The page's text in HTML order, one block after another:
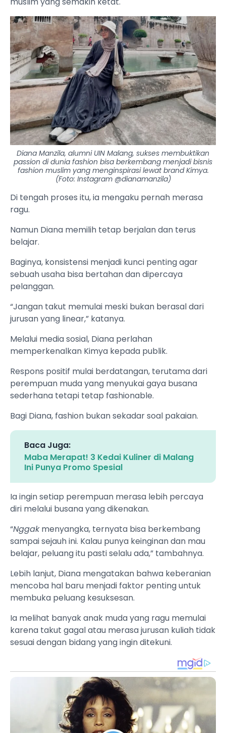
Diana Manzila, alumni UIN Malang, sukses membuktikan
passion di dunia fashion bisa berkembang menjadi bisnis
fashion muslim yang menginspirasi lewat brand Kimya.
(Foto: Instagram @dianamanzila)
Di tengah proses itu, ia mengaku pernah merasa
ragu.
Namun Diana memilih tetap berjalan dan terus
belajar.
Baginya, konsistensi menjadi kunci penting agar
sebuah usaha bisa bertahan dan dipercaya
pelanggan.
“Jangan takut memulai meski bukan berasal dari
jurusan yang linear,” katanya.
Melalui media sosial, Diana perlahan
memperkenalkan Kimya kepada publik.
Respons positif mulai berdatangan, terutama dari
perempuan muda yang menyukai gaya busana
sederhana tetapi tetap fashionable.
Bagi Diana, fashion bukan sekadar soal pakaian.
Baca Juga:
Maba Merapat! 3 Kedai Kuliner di Malang
Ini Punya Promo Spesial
Ia ingin setiap perempuan merasa lebih percaya
diri melalui busana yang dikenakan.
“Nggakmenyangka, ternyata bisa berkembang
sampai sejauh ini. Kalau punya keinginan dan mau
belajar, peluang itu pasti selalu ada,” tambahnya.
Lebih lanjut, Diana mengatakan bahwa keberanian
mencoba hal baru menjadi faktor penting untuk
membuka peluang kesuksesan.
Ia melihat banyak anak muda yang ragu memulai
karena takut gagal atau merasa jurusan kuliah tidak
sesuai dengan bidang yang ingin ditekuni.